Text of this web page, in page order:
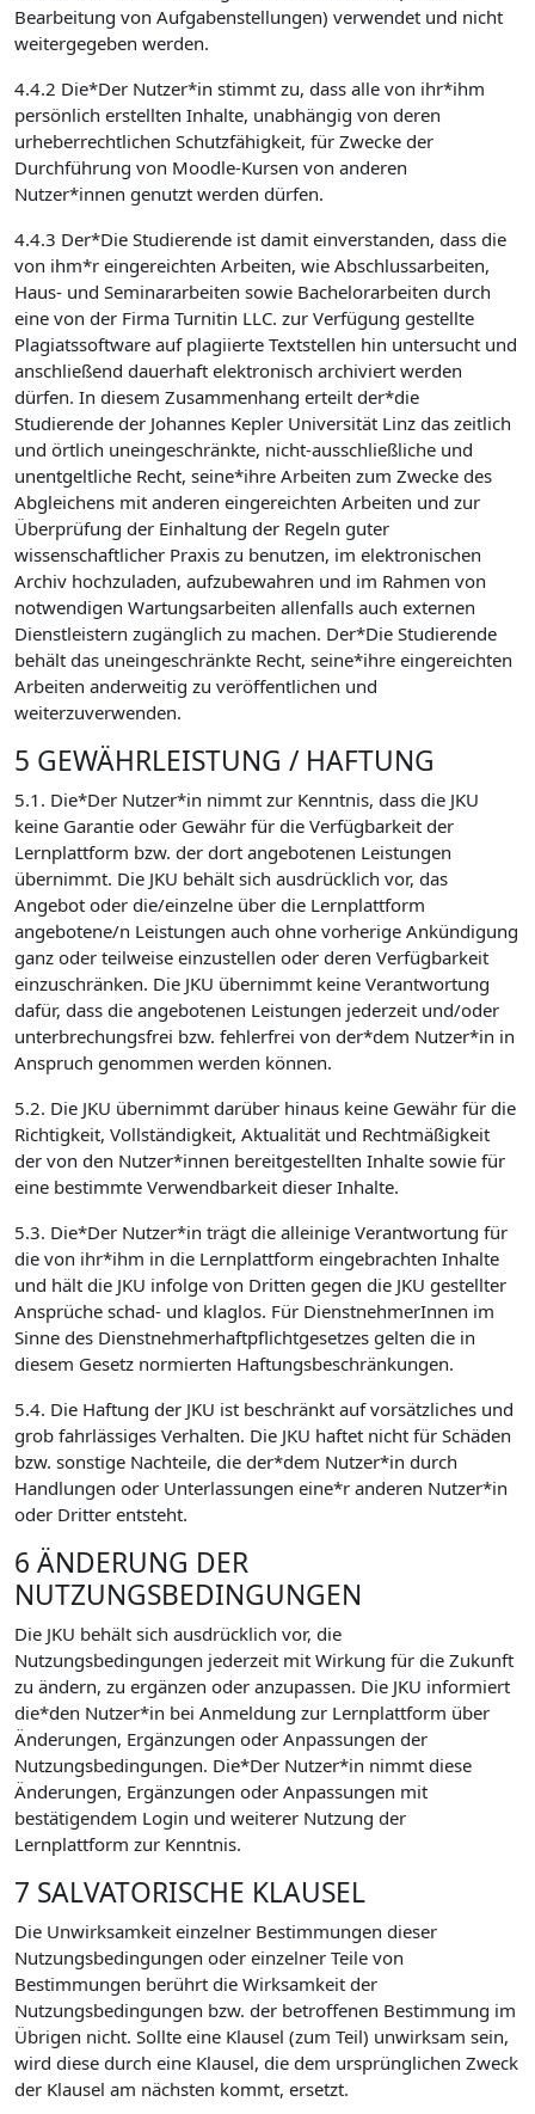
Bearbeitung von Aufgabenstellungen) verwendet und nicht
weitergegeben werden.
4.4.2 Die*Der Nutzer*in stimmt zu, dass alle von ihr*ihm
persönlich erstellten Inhalte, unabhängig von deren
urheberrechtlichen Schutzfähigkeit, für Zwecke der
Durchführung von Moodle-Kursen von anderen
Nutzer*innen genutzt werden dürfen.
4.4.3 Der*Die Studierende ist damit einverstanden, dass die
von ihm*r eingereichten Arbeiten, wie Abschlussarbeiten,
Haus- und Seminararbeiten sowie Bachelorarbeiten durch
eine von der Firma Turnitin LLC. zur Verfügung gestellte
Plagiatssoftware auf plagiierte Textstellen hin untersucht und
anschließend dauerhaft elektronisch archiviert werden
dürfen. In diesem Zusammenhang erteilt der*die
Studierende der Johannes Kepler Universität Linz das zeitlich
und örtlich uneingeschränkte, nicht-ausschließliche und
unentgeltliche Recht, seine*ihre Arbeiten zum Zwecke des
Abgleichens mit anderen eingereichten Arbeiten und zur
Überprüfung der Einhaltung der Regeln guter
wissenschaftlicher Praxis zu benutzen, im elektronischen
Archiv hochzuladen, aufzubewahren und im Rahmen von
notwendigen Wartungsarbeiten allenfalls auch externen
Dienstleistern zugänglich zu machen. Der*Die Studierende
behält das uneingeschränkte Recht, seine*ihre eingereichten
Arbeiten anderweitig zu veröffentlichen und
weiterzuverwenden.
5 GEWÄHRLEISTUNG / HAFTUNG
5.1. Die*Der Nutzer*in nimmt zur Kenntnis, dass die JKU
keine Garantie oder Gewähr für die Verfügbarkeit der
Lernplattform bzw. der dort angebotenen Leistungen
übernimmt. Die JKU behält sich ausdrücklich vor, das
Angebot oder die/einzelne über die Lernplattform
angebotene/n Leistungen auch ohne vorherige Ankündigung
ganz oder teilweise einzustellen oder deren Verfügbarkeit
einzuschränken. Die JKU übernimmt keine Verantwortung
dafür, dass die angebotenen Leistungen jederzeit und/oder
unterbrechungsfrei bzw. fehlerfrei von der*dem Nutzer*in in
Anspruch genommen werden können.
5.2. Die JKU übernimmt darüber hinaus keine Gewähr für die
Richtigkeit, Vollständigkeit, Aktualität und Rechtmäßigkeit
der von den Nutzer*innen bereitgestellten Inhalte sowie für
eine bestimmte Verwendbarkeit dieser Inhalte.
5.3. Die*Der Nutzer*in trägt die alleinige Verantwortung für
die von ihr*ihm in die Lernplattform eingebrachten Inhalte
und hält die JKU infolge von Dritten gegen die JKU gestellter
Ansprüche schad- und klaglos. Für DienstnehmerInnen im
Sinne des Dienstnehmerhaftpflichtgesetzes gelten die in
diesem Gesetz normierten Haftungsbeschränkungen.
5.4. Die Haftung der JKU ist beschränkt auf vorsätzliches und
grob fahrlässiges Verhalten. Die JKU haftet nicht für Schäden
bzw. sonstige Nachteile, die der*dem Nutzer*in durch
Handlungen oder Unterlassungen eine*r anderen Nutzer*in
oder Dritter entsteht.
6 ÄNDERUNG DER
NUTZUNGSBEDINGUNGEN
Die JKU behält sich ausdrücklich vor, die
Nutzungsbedingungen jederzeit mit Wirkung für die Zukunft
zu ändern, zu ergänzen oder anzupassen. Die JKU informiert
die*den Nutzer*in bei Anmeldung zur Lernplattform über
Änderungen, Ergänzungen oder Anpassungen der
Nutzungsbedingungen. Die*Der Nutzer*in nimmt diese
Änderungen, Ergänzungen oder Anpassungen mit
bestätigendem Login und weiterer Nutzung der
Lernplattform zur Kenntnis.
7 SALVATORISCHE KLAUSEL
Die Unwirksamkeit einzelner Bestimmungen dieser
Nutzungsbedingungen oder einzelner Teile von
Bestimmungen berührt die Wirksamkeit der
Nutzungsbedingungen bzw. der betroffenen Bestimmung im
Übrigen nicht. Sollte eine Klausel (zum Teil) unwirksam sein,
wird diese durch eine Klausel, die dem ursprünglichen Zweck
der Klausel am nächsten kommt, ersetzt.